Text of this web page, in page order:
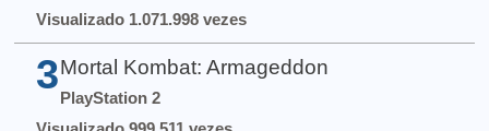
Visualizado 1.071.998 vezes
3 Mortal Kombat: Armageddon
PlayStation 2